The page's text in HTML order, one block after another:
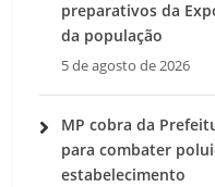
preparativos da
da população
5 de agosto de 2026
MP cobra da
para combater
estabelecimento